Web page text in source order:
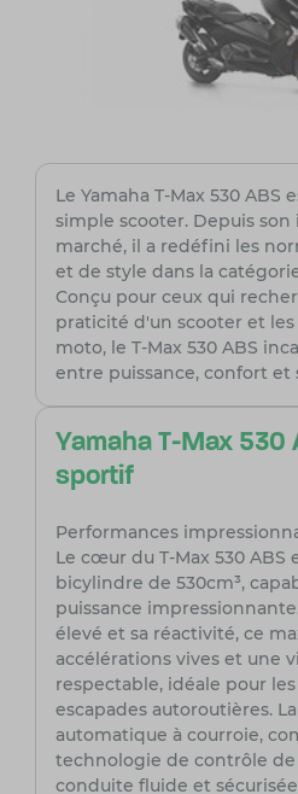
Le Yamaha T-Max 530 ABS
simple scooter. Depuis
marché, il a redéfini les
et de style dans la
Conçu pour ceux qui
praticité d'un scooter et
moto, le T-Max 530 ABS
entre puissance, confort et
Yamaha T-Max 530
sportif
Performances
Le cœur du T-Max 530
bicylindre de 530cm³,
puissance
élevé et sa réactivité, ce
accélérations vives et une
respectable, idéale pour
escapades autoroutières.
automatique à courroie,
technologie de contrôle de
conduite fluide et